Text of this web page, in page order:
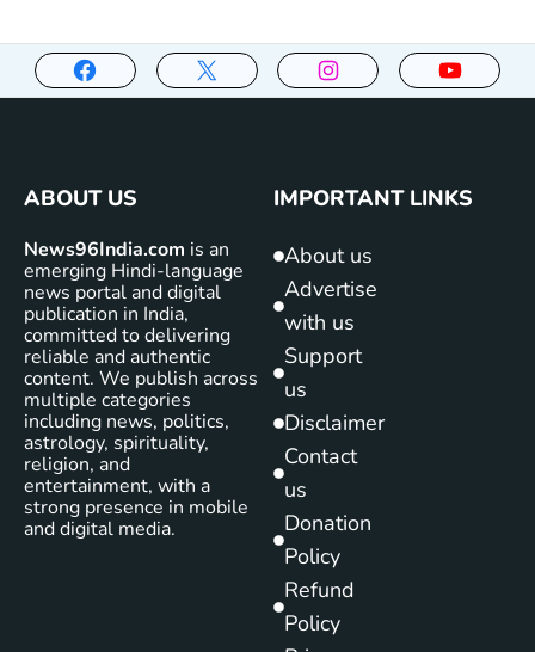
ABOUT US
News96India.com is an
emerging Hindi-language
news portal and digital
publication in India,
committed to delivering
reliable and authentic
content. We publish across
multiple categories
including news, politics,
astrology, spirituality,
religion, and
entertainment, with a
strong presence in mobile
and digital media.
IMPORTANT LINKS
About us
Advertise
with us
Support
us
Disclaimer
Contact
us
Donation
Policy
Refund
Policy